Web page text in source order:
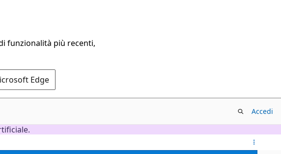
funzionalità più recenti,
Edge
Accedi